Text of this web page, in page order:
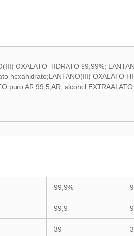
OXALATO HIDRATO 99,99%;
hexahidrato;LANTANO(III) OXALATO
puro AR 99,5;AR, alcohol EXTRAALATO
99,9%
99,9 9
39